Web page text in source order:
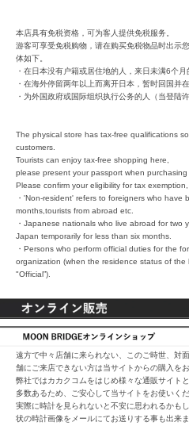
本店具有免税资格，可为客人提供免税服务。
游客可享受免税购物，请在购买免税物品时出示
体如下。
・在日本没有户籍或居住地的人，来日未满6个月
・在海外停留两年以上而离开日本，暂时回国并
・为外国政府或国际组织执行公务的人（当登陆
The physical store has tax-free qualifications
customers.
Tourists can enjoy tax-free shopping here,
please present your passport when purchasing
Please confirm your eligibility for tax
・'Non-resident' refers to foreigners who have
months,tourists from abroad etc.
・Japanese nationals who live abroad for two
Japan temporarily for less than six months.
・Persons who perform official duties for the
organization (when the residence status of the
"Official”).
遠方で中々店舗に来られない、このご時世、対
舗にご来店できない方は当サイトからの購入をお
弊社ではカカクコムをはじめ様々な通販サイト
多数あるため、ご安心して当サイトをお使いくだ
実際に時計を見られないと不安に思われるかも
状の時計画像をメールにてお送りする事も出来